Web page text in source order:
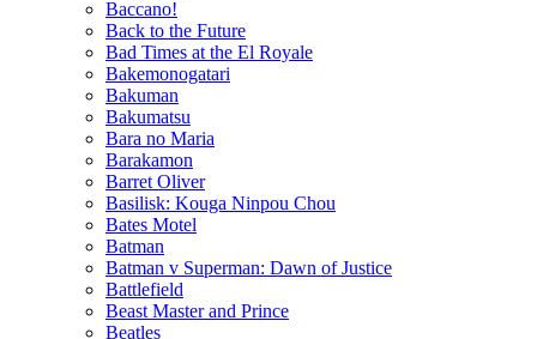
Baccano!
Back to the Future
Bad Times at the El Royale
Bakemonogatari
Bakuman
Bakumatsu
Bara no Maria
Barakamon
Barret Oliver
Basilisk: Kouga Ninpou Chou
Bates Motel
Batman
Batman v Superman: Dawn of Justice
Battlefield
Beast Master and Prince
Beatles